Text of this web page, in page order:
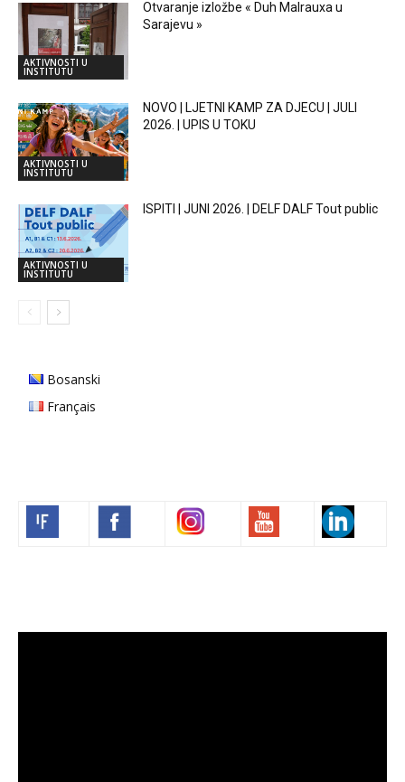
AKTIVNOSTI U
INSTITUTU
Otvaranje izložbe « Duh Malrauxa u
Sarajevu »
AKTIVNOSTI U
INSTITUTU
NOVO | LJETNI KAMP ZA DJECU | JULI
2026. | UPIS U TOKU
AKTIVNOSTI U
INSTITUTU
ISPITI | JUNI 2026. | DELF DALF Tout public
Bosanski
Français